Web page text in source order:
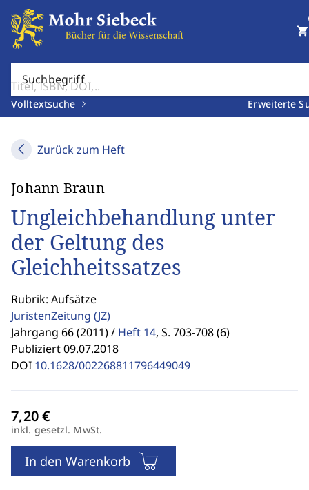
Suchbegriff
Volltextsuche Erweiterte
shopping_cart
Zurück zum Heft
Johann Braun
Ungleichbehandlung unter
der Geltung des
Gleichheitssatzes
Rubrik: Aufsätze
JuristenZeitung (JZ)
Jahrgang 66 (2011) / Heft 14, S. 703-708 (6)
Publiziert 09.07.2018
DOI 10.1628/002268811796449049
inkl. gesetzl. MwSt.
In den Warenkorb